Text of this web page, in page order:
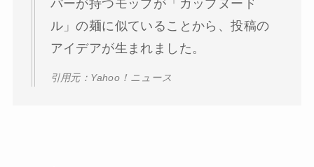
パーが持つモップが「カップヌード
ル」の麺に似ていることから、投稿の
アイデアが生まれました。
引用元：Yahoo！ニュース